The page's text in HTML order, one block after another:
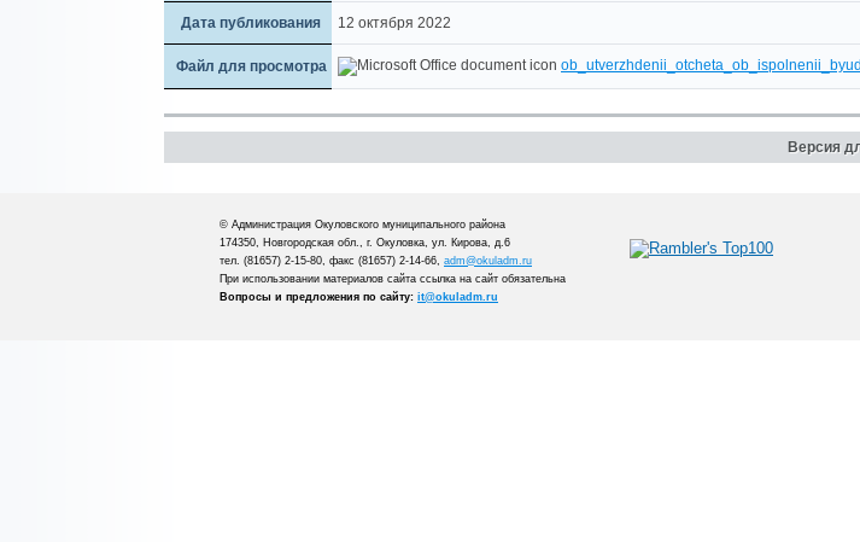
Дата публикования 12 октября 2022
Файл для просмотра
Версия
© Администрация Окуловского муниципального района
174350, Новгородская обл., г. Окуловка, ул. Кирова, д.6
тел. (81657) 2-15-80, факс (81657) 2-14-66, adm@okuladm.ru
При использовании материалов сайта ссылка на сайт обязательна
Вопросы и предложения по сайту: it@okuladm.ru